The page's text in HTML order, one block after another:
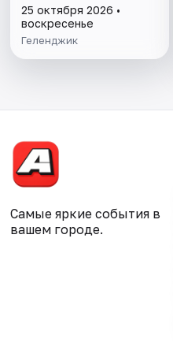
25 октября 2026 •
воскресенье
Геленджик
Самые яркие события в
вашем городе.